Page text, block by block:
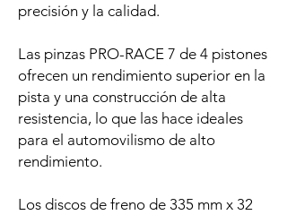
precisión y la calidad.
Las pinzas PRO-RACE 7 de 4 pistones
ofrecen un rendimiento superior en la
pista y una construcción de alta
resistencia, lo que las hace ideales
para el automovilismo de alto
rendimiento.
Los discos de freno de 335 mm x 32